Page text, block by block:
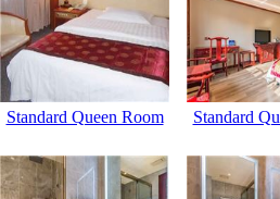
Standard Queen Room Standard